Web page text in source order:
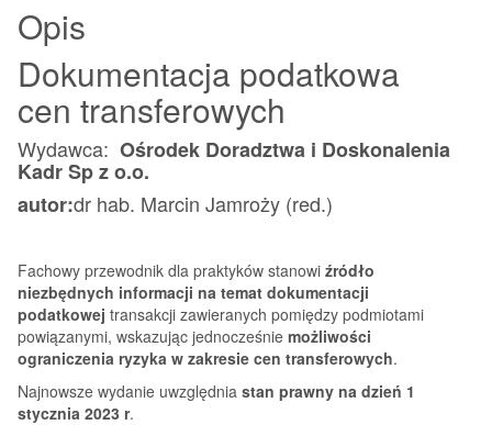
Opis
Dokumentacja podatkowa
cen transferowych
Wydawca: Ośrodek Doradztwa i Doskonalenia
Kadr Sp z o.o.
autor:dr hab. Marcin Jamroży (red.)
Fachowy przewodnik dla praktyków stanowi źródło
niezbędnych informacji na temat dokumentacji
podatkowej transakcji zawieranych pomiędzy podmiotami
powiązanymi, wskazując jednocześnie możliwości
ograniczenia ryzyka w zakresie cen transferowych.
Najnowsze wydanie uwzględnia stan prawny na dzień 1
stycznia 2023 r.